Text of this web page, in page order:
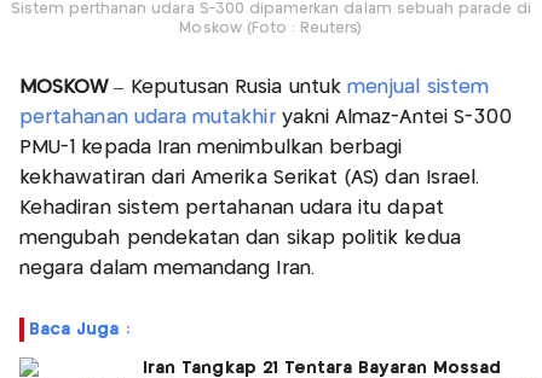
Sistem perthanan udara S-300 dipamerkan dalam sebuah parade di
Moskow (Foto : Reuters)
MOSKOW– Keputusan Rusia untuk menjual sistem
pertahanan udara mutakhiryakni Almaz-Antei S-300
PMU-1 kepada Iran menimbulkan berbagi
kekhawatiran dari Amerika Serikat (AS) dan Israel.
Kehadiran sistem pertahanan udara itu dapat
mengubah pendekatan dan sikap politik kedua
negara dalam memandang Iran.
Baca Juga :
Iran Tangkap 21 Tentara Bayaran Mossad